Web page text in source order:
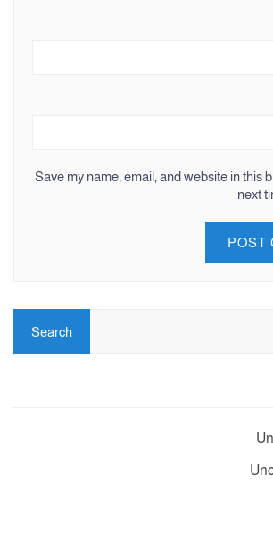
Save my name, email, and website in this
next